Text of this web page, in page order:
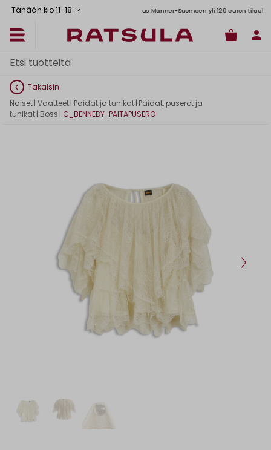
Tänään klo 11-18
Toimituskulut alk. 6,90€
Ilmainen toimitus Manner-Suomeen yli 120 euron tilauksiin
Takaisin
Naiset| Vaatteet| Paidat ja tunikat | Paidat, puserot ja
tunikat| Boss | C_BENNEDY-PAITAPUSERO